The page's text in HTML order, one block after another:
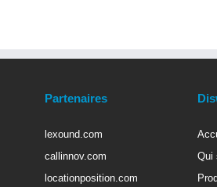
Partenaires
lexound.com
callinnov.com
locationposition.com
Qui